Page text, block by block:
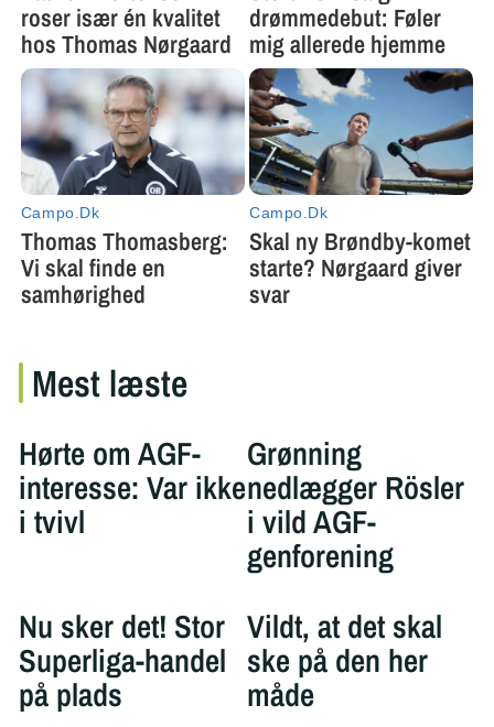
Mest læste
Hørte om AGF-
interesse: Var ikke
i tvivl
Grønning
nedlægger Rösler
i vild AGF-
genforening
Nu sker det! Stor
Superliga-handel
på plads
Vildt, at det skal
ske på den her
måde